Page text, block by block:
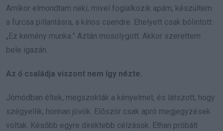
Amikor elmondtam neki, mivel foglalkozik apám, készültem
a furcsa pillantásra, a kínos csendre. Ehelyett csak bólintott:
„Ez kemény munka.” Aztán mosolygott. Akkor szerettem
bele igazán.
Az ő családja viszont nem így nézte.
Jómódban éltek, megszokták a kényelmet, és látszott, hogy
szégyellik, honnan jövök. Először csak apró megjegyzések
voltak. Később egyre direktebb célzások. Ethan próbált